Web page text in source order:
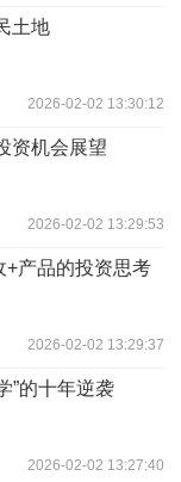
土地
2026-02-02 13:30:12
资机会展望
2026-02-02 13:29:53
+产品的投资思考
2026-02-02 13:29:37
”的十年逆袭
2026-02-02 13:27:40